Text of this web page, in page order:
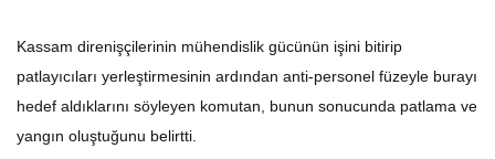
Kassam direnişçilerinin mühendislik gücünün işini bitirip
patlayıcıları yerleştirmesinin ardından anti-personel füzeyle burayı
hedef aldıklarını söyleyen komutan, bunun sonucunda patlama ve
yangın oluştuğunu belirtti.